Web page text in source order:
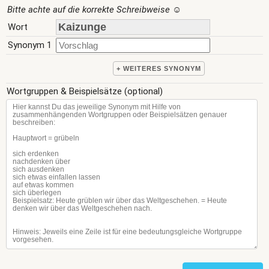
Bitte achte auf die korrekte Schreibweise ☺
Wort
Synonym 1
+ WEITERES SYNONYM
Wortgruppen & Beispielsätze (optional)